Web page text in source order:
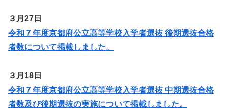
３月27日
令和７年度京都府公立高等学校入学者選抜 後期選抜合格
者数について掲載しました。
３月18日
令和７年度京都府公立高等学校入学者選抜 中期選抜合格
者数及び後期選抜の実施について掲載しました。